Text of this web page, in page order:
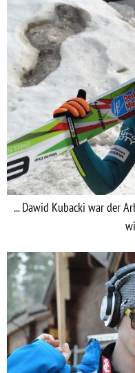
... Dawid Kubacki war der